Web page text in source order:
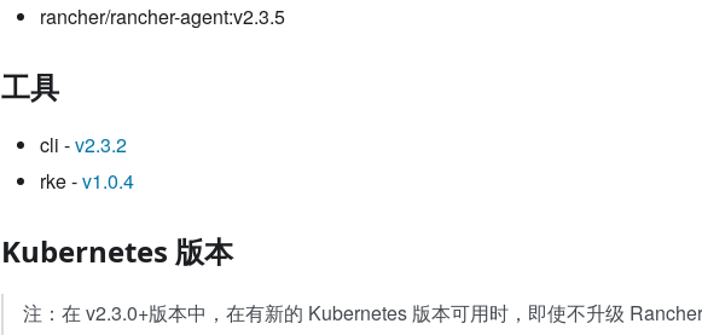
rancher/rancher-agent:v2.3.5
工具
cli -v2.3.2
rke -v1.0.4
Kubernetes 版本
注：在 v2.3.0+版本中，在有新的 Kubernetes 版本可用时，即使不升级